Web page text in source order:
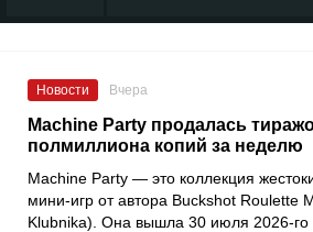
Новости Вчера
Machine Party продалась
полмиллиона копий за неделю
Machine Party — это коллекция
мини-игр от автора Buckshot Roulette
Klubnika). Она вышла 30 июля 2026-го